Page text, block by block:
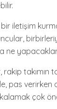
bir iletişim
ne
takımın
pas verirken
çok